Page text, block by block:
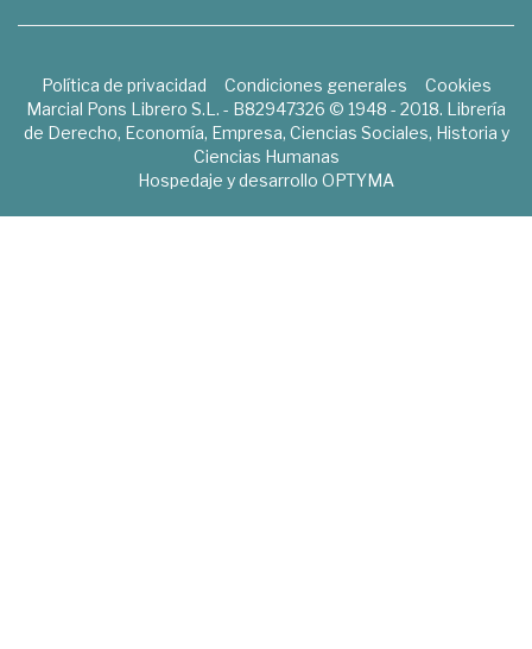
Política de privacidad Condiciones generales
Cookies
Marcial Pons Librero S.L. - B82947326 © 1948 - 2018. Librería
de Derecho, Economía, Empresa, Ciencias Sociales, Historia y
Ciencias Humanas
Hospedaje y desarrollo OPTYMA